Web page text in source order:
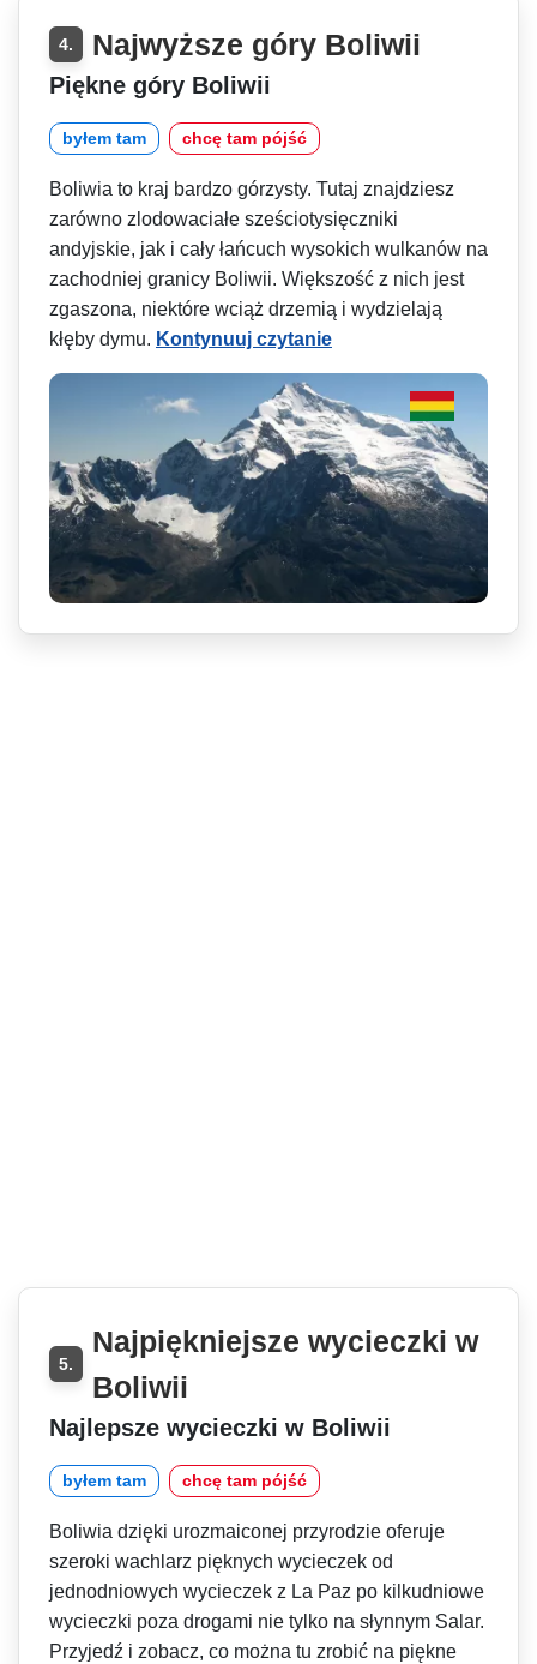
4. Najwyższe góry Boliwii
Piękne góry Boliwii
byłem tam chcę tam pójść
Boliwia to kraj bardzo górzysty. Tutaj znajdziesz
zarówno zlodowaciałe sześciotysięczniki
andyjskie, jak i cały łańcuch wysokich wulkanów na
zachodniej granicy Boliwii. Większość z nich jest
zgaszona, niektóre wciąż drzemią i wydzielają
kłęby dymu. Kontynuuj czytanie
5.
Najpiękniejsze wycieczki w
Boliwii
Najlepsze wycieczki w Boliwii
byłem tam chcę tam pójść
Boliwia dzięki urozmaiconej przyrodzie oferuje
szeroki wachlarz pięknych wycieczek od
jednodniowych wycieczek z La Paz po kilkudniowe
wycieczki poza drogami nie tylko na słynnym Salar.
Przyjedź i zobacz, co można tu zrobić na piękne